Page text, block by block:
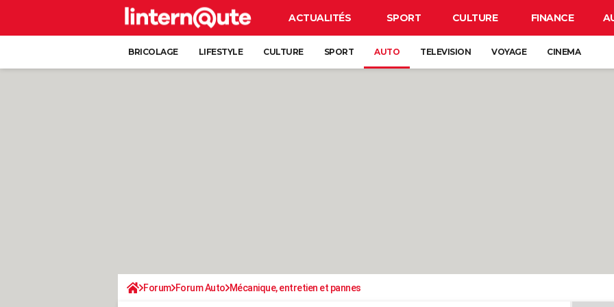
ACTUALITÉS SPORT CULTURE FINANCE
BRICOLAGE LIFESTYLE CULTURE SPORT AUTO TELEVISION VOYAGE CINEMA
Forum Forum Auto Mécanique, entretien et pannes